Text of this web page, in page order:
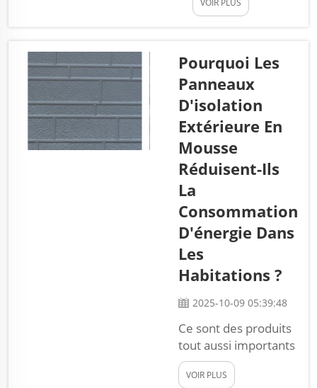
Parmi ces
panneaux muraux
en mousse de
polyuréthane
peuvent aider à
embellir vos murs
et à les protéger
contre l'humidité.
Ils sont fabriqués à
partir de
matériaux
résistants à
l'humidité, ce qui
pourrait en faire
une bonne
option...
VOIR PLUS
Pourquoi Les
Panneaux
D'isolation
Extérieure En
Mousse
Réduisent-Ils
La
Consommation
D'énergie Dans
Les
Habitations ?
2025-10-09 05:39:48
Ce sont des produits
tout aussi importants
pour un propriétaire,
car les panneaux
VOIR PLUS